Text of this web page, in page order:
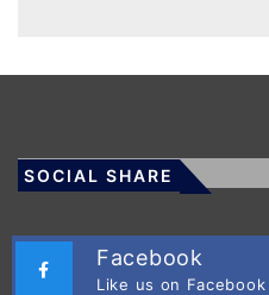
SOCIAL SHARE
Facebook
Like us on Facebook